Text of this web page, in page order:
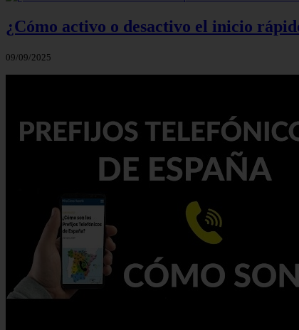
¿Cómo activo o desactivo el inicio
09/09/2025